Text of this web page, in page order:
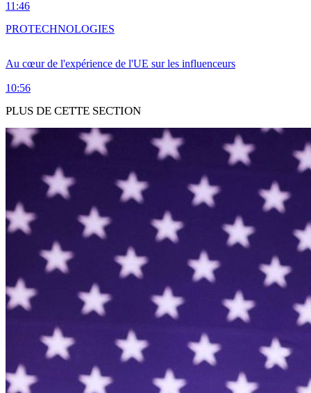
11:46
Au cœur de l'expérience de l'UE sur les influenceurs
10:56
PROTECHNOLOGIES
PLUS DE CETTE SECTION